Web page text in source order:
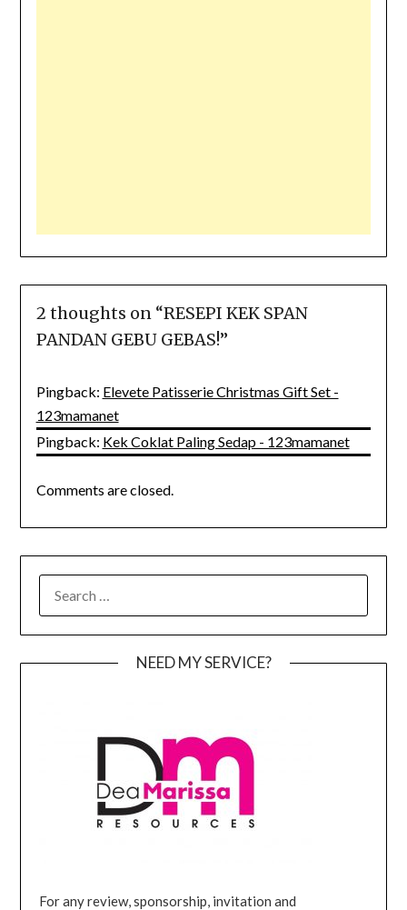
2 thoughts on “RESEPI KEK SPAN
PANDAN GEBU GEBAS!”
Pingback: Elevete Patisserie Christmas Gift Set -
123mamanet
Pingback: Kek Coklat Paling Sedap - 123mamanet
Comments are closed.
FOR:
NEED MY SERVICE?
For any review, sponsorship, invitation and